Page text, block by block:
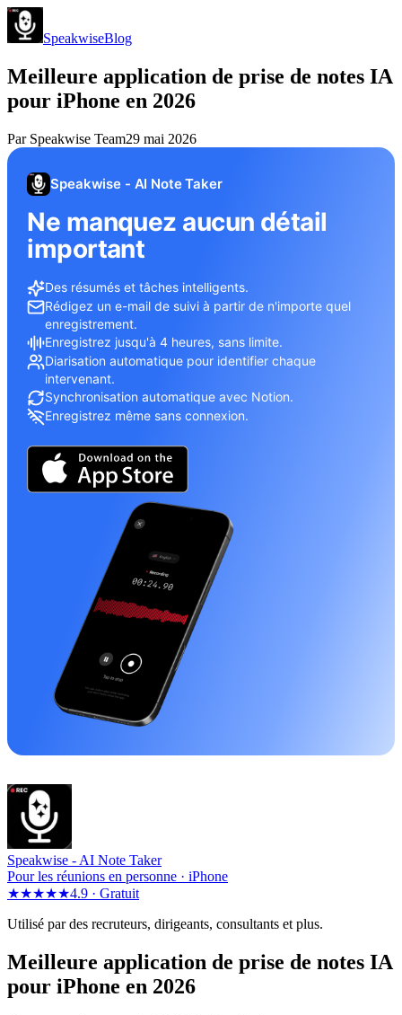
SpeakwiseBlog
Meilleure application de prise de notes IA
pour iPhone en 2026
Par Speakwise Team29 mai 2026
Speakwise - AI Note Taker
Ne manquez aucun détail
important
Des résumés et tâches intelligents.
Rédigez un e-mail de suivi à partir de n'importe quel
enregistrement.
Enregistrez jusqu'à 4 heures, sans limite.
Diarisation automatique pour identifier chaque
intervenant.
Synchronisation automatique avec Notion.
Enregistrez même sans connexion.
Speakwise - AI Note Taker
Pour les réunions en personne · iPhone
★★★★★4.9 · Gratuit
Utilisé par des recruteurs, dirigeants, consultants et plus.
Meilleure application de prise de notes IA
pour iPhone en 2026